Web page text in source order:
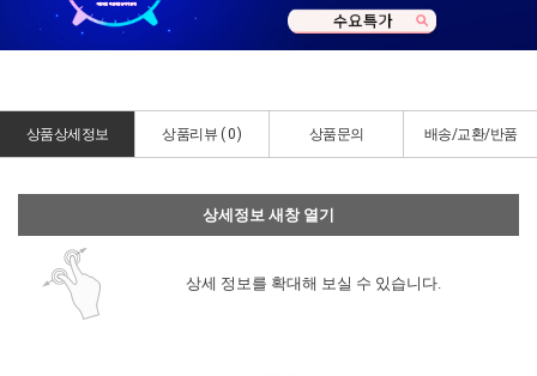
상품상세정보 상품리뷰 (0) 상품문의 배송/교환/반품
상세정보 새창 열기
상세 정보를 확대해 보실 수 있습니다.